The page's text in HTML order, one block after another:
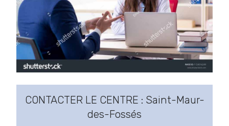
CONTACTER LE CENTRE : Saint-Maur-
des-Fossés